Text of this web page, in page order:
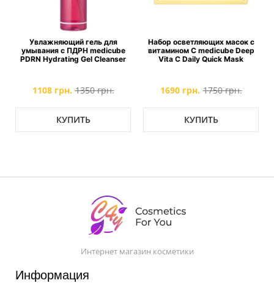
Увлажняющий гель для
умывания с ПДРН medicube
PDRN Hydrating Gel Cleanser
1108 грн. 1350 грн.
КУПИТЬ
Набор осветляющих масок с
витамином С medicube Deep
Vita C Daily Quick Mask
1690 грн. 1750 грн.
КУПИТЬ
Интернет магазин косметики
Информация